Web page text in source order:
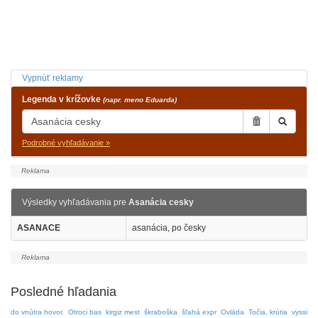
Vypnúť reklamy
Legenda v krížovke (napr. meno Eduarda)
Podrobné vyhľadávanie »
Výsledky vyhľadávania pre Asanácia cesky
ASANACE asanácia, po česky
Posledné hľadania
do vnútra hovor. Otroci bas kirgiz mest škraboška šľahá expr Ovläda Točia, krútia vyssi